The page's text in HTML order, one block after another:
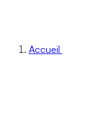
Accueil